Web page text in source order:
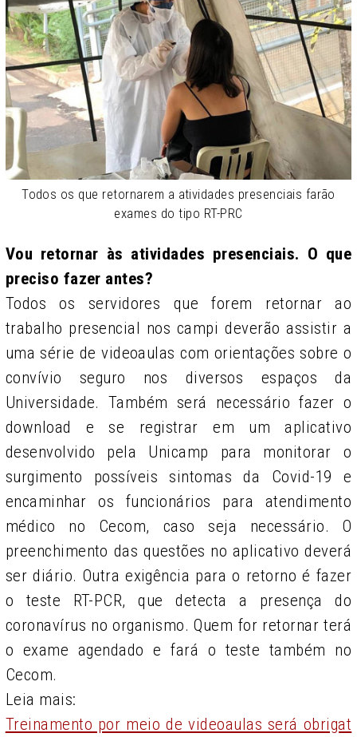
Todos os que retornarem a atividades presenciais farão
exames do tipo RT-PRC
Vou retornar às atividades presenciais. O que
preciso fazer antes?
Todos os servidores que forem retornar ao
trabalho presencial nos campi deverão assistir a
uma série de videoaulas com orientações sobre o
convívio seguro nos diversos espaços da
Universidade. Também será necessário fazer o
download e se registrar em um aplicativo
desenvolvido pela Unicamp para monitorar o
surgimento possíveis sintomas da Covid-19 e
encaminhar os funcionários para atendimento
médico no Cecom, caso seja necessário. O
preenchimento das questões no aplicativo deverá
ser diário. Outra exigência para o retorno é fazer
o teste RT-PCR, que detecta a presença do
coronavírus no organismo. Quem for retornar terá
o exame agendado e fará o teste também no
Cecom.
Leia mais:
Treinamento por meio de videoaulas será obrigat